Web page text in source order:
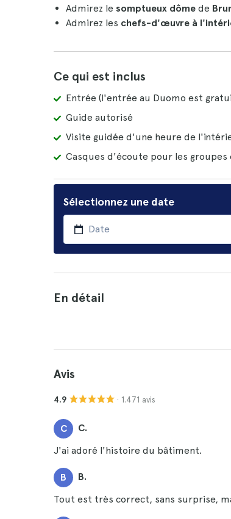
Admirez le somptueux dôme de
Admirez les chefs-d'œuvre à
Ce qui est inclus
Entrée (l'entrée au Duomo est
Guide autorisé
Visite guidée d'une heure de
Casques d'écoute pour les groupes
Sélectionnez une date
En détail
Avis
4.9 · 1.471 avis
C C.
J'ai adoré l'histoire du bâtiment.
B B.
Tout est très correct, sans surprise,